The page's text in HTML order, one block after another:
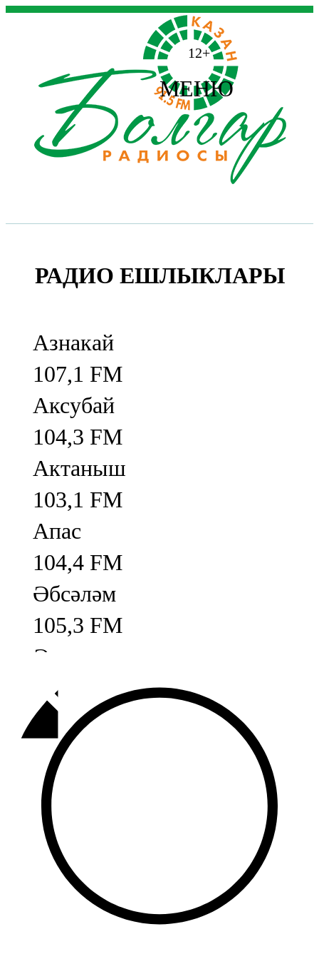
12+
МЕНЮ
РАДИО ЕШЛЫКЛАРЫ
Азнакай
107,1 FM
Аксубай
104,3 FM
Актаныш
103,1 FM
Апас
104,4 FM
Әбсәләм
105,3 FM
Әлмәт
92,9 FM
Базарлы матак
107,1 FM
Балык бистәсе
104,9 FM
Баулы
107,5 FM
Биләр